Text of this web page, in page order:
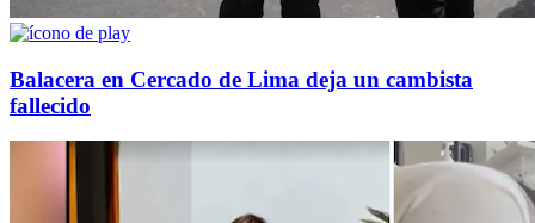
Balacera en Cercado de Lima deja un cambista
fallecido